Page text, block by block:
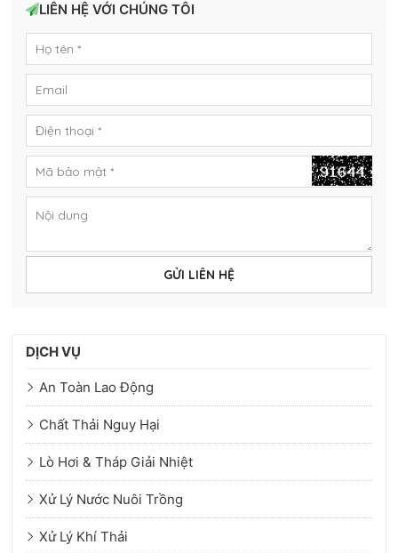
LIÊN HỆ VỚI CHÚNG TÔI
GỬI LIÊN HỆ
DỊCH VỤ
An Toàn Lao Động
Chất Thải Nguy Hại
Lò Hơi & Tháp Giải Nhiệt
Xử Lý Nước Nuôi Trồng
Xử Lý Khí Thải